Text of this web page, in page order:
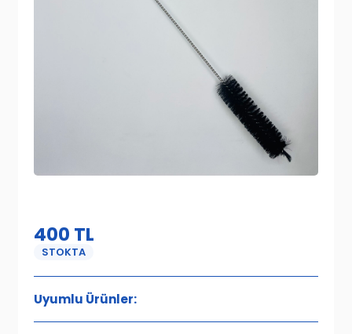
400 TL
STOKTA
Uyumlu Ürünler: